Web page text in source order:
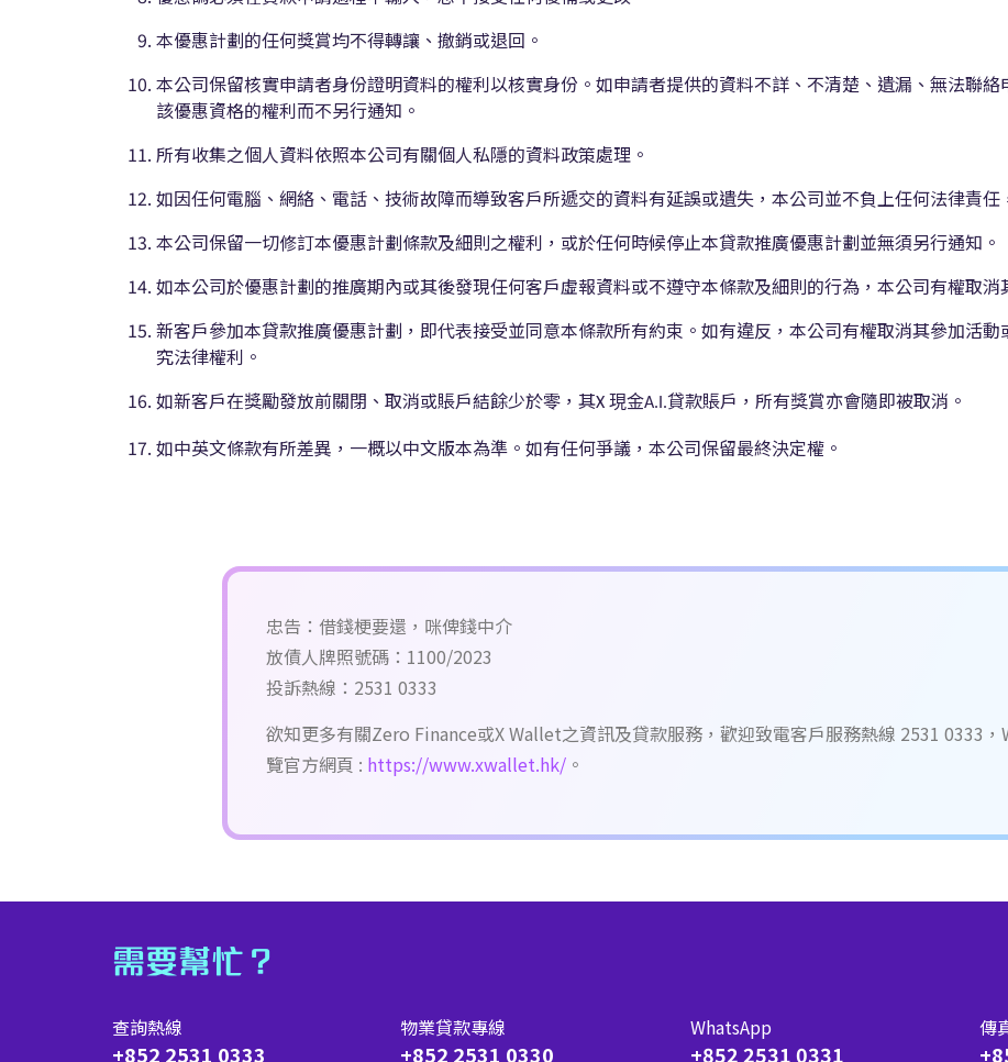
本優惠計劃的任何獎賞均不得轉讓、撤銷或退回。
本公司保留核實申請者身份證明資料的權利以核實身份。如申請者提供的資料不詳、不清楚、遺漏、無法聯
該優惠資格的權利而不另行通知。
所有收集之個人資料依照本公司有關個人私隱的資料政策處理。
如因任何電腦、網絡、電話、技術故障而導致客戶所遞交的資料有延誤或遺失，本公司並不負上任何法律責任
本公司保留一切修訂本優惠計劃條款及細則之權利，或於任何時候停止本貸款推廣優惠計劃並無須另行通知。
如本公司於優惠計劃的推廣期內或其後發現任何客戶虛報資料或不遵守本條款及細則的行為，本公司有權取
新客戶參加本貸款推廣優惠計劃，即代表接受並同意本條款所有約束。如有違反，本公司有權取消其參加活
究法律權利。
如新客戶在獎勵發放前關閉、取消或賬戶結餘少於零，其X 現金A.I.貸款賬戶，所有獎賞亦會隨即被取消。
如中英文條款有所差異，一概以中文版本為準。如有任何爭議，本公司保留最終決定權。
忠告：借錢梗要還，咪俾錢中介
放債人牌照號碼：1100/2023
投訴熱線：2531 0333
欲知更多有關Zero Finance或X Wallet之資訊及貸款服務，歡迎致電客戶服務熱線 2531 0333
覽官方網頁 : https://www.xwallet.hk/ 。
需要幫忙？
查詢熱線
+852 2531 0333
物業貸款專線
+852 2531 0330
WhatsApp
+852 2531 0331
傳